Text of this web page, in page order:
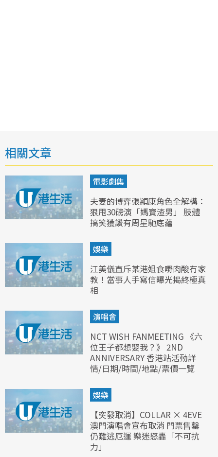
相關文章
電影劇集
夫妻的博弈張頴康角色全解構：
狠甩30磅演「媽寶渣男」 肢體
搞笑獲讚有周星馳底蘊
娛樂
江美儀直斥某港姐食嘢肉酸冇家
教！當事人手寫信曝光揭終極真
相
演唱會
NCT WISH FANMEETING 《六
位王子都想娶我？》 2ND
ANNIVERSARY 香港站活動詳
情/日期/時間/地點/票價一覽
娛樂
【突發取消】COLLAR × 4EVE
澳門演唱會宣布取消 門票售罄
仍難逃厄運 樂迷怒轟「不可抗
力」